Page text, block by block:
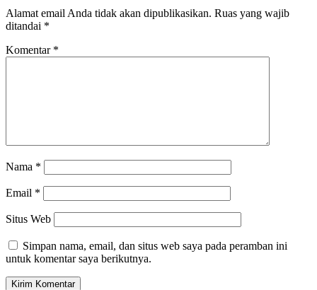
Alamat email Anda tidak akan dipublikasikan. Ruas yang wajib
ditandai *
Komentar *
Nama *
Email *
Situs Web
Simpan nama, email, dan situs web saya pada peramban ini
untuk komentar saya berikutnya.